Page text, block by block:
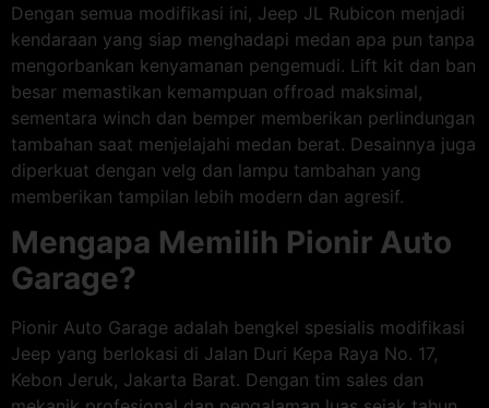
Dengan semua modifikasi ini, Jeep JL Rubicon menjadi
kendaraan yang siap menghadapi medan apa pun tanpa
mengorbankan kenyamanan pengemudi. Lift kit dan ban
besar memastikan kemampuan offroad maksimal,
sementara winch dan bemper memberikan perlindungan
tambahan saat menjelajahi medan berat. Desainnya juga
diperkuat dengan velg dan lampu tambahan yang
memberikan tampilan lebih modern dan agresif.
Mengapa Memilih Pionir Auto
Garage?
Pionir Auto Garage adalah bengkel spesialis modifikasi
Jeep yang berlokasi di Jalan Duri Kepa Raya No. 17,
Kebon Jeruk, Jakarta Barat. Dengan tim sales dan